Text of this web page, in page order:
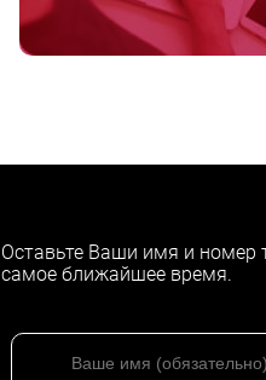
Оставьте Ваши имя и номер
самое ближайшее время.